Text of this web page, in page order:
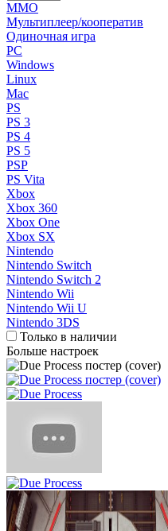
MMO
Мультиплеер/кооператив
Одиночная игра
PC
Windows
Linux
Mac
PS
PS 3
PS 4
PS 5
PSP
PS Vita
Xbox
Xbox 360
Xbox One
Xbox SX
Nintendo
Nintendo Switch
Nintendo Switch 2
Nintendo Wii
Nintendo Wii U
Nintendo 3DS
Только в наличии
Больше настроек